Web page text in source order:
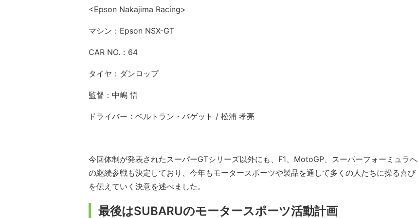
<Epson Nakajima Racing>
マシン：Epson NSX-GT
CAR NO.：64
タイヤ：ダンロップ
監督：中嶋 悟
ドライバー：ベルトラン・バゲット / 松浦 孝亮
今回体制が発表されたスーパーGTシリーズ以外にも、F1、MotoGP、スーパーフォーミュラへ
の継続参戦も決定しており、今年もモータースポーツや製品を通して多くの人たちに操る喜び
を伝えていく決意を述べました。
最後はSUBARUのモータースポーツ活動計画